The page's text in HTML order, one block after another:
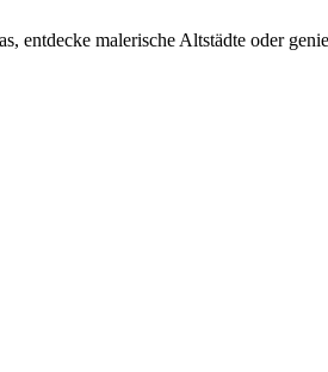
entdecke malerische Altstädte oder